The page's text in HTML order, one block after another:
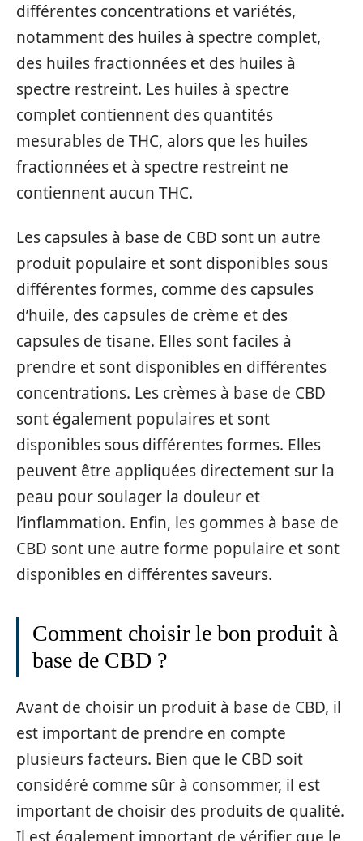
différentes concentrations et variétés,
notamment des huiles à spectre complet,
des huiles fractionnées et des huiles à
spectre restreint. Les huiles à spectre
complet contiennent des quantités
mesurables de THC, alors que les huiles
fractionnées et à spectre restreint ne
contiennent aucun THC.
Les capsules à base de CBD sont un autre
produit populaire et sont disponibles sous
différentes formes, comme des capsules
d’huile, des capsules de crème et des
capsules de tisane. Elles sont faciles à
prendre et sont disponibles en différentes
concentrations. Les crèmes à base de CBD
sont également populaires et sont
disponibles sous différentes formes. Elles
peuvent être appliquées directement sur la
peau pour soulager la douleur et
l’inflammation. Enfin, les gommes à base de
CBD sont une autre forme populaire et sont
disponibles en différentes saveurs.
Comment choisir le bon produit à
base de CBD ?
Avant de choisir un produit à base de CBD, il
est important de prendre en compte
plusieurs facteurs. Bien que le CBD soit
considéré comme sûr à consommer, il est
important de choisir des produits de qualité.